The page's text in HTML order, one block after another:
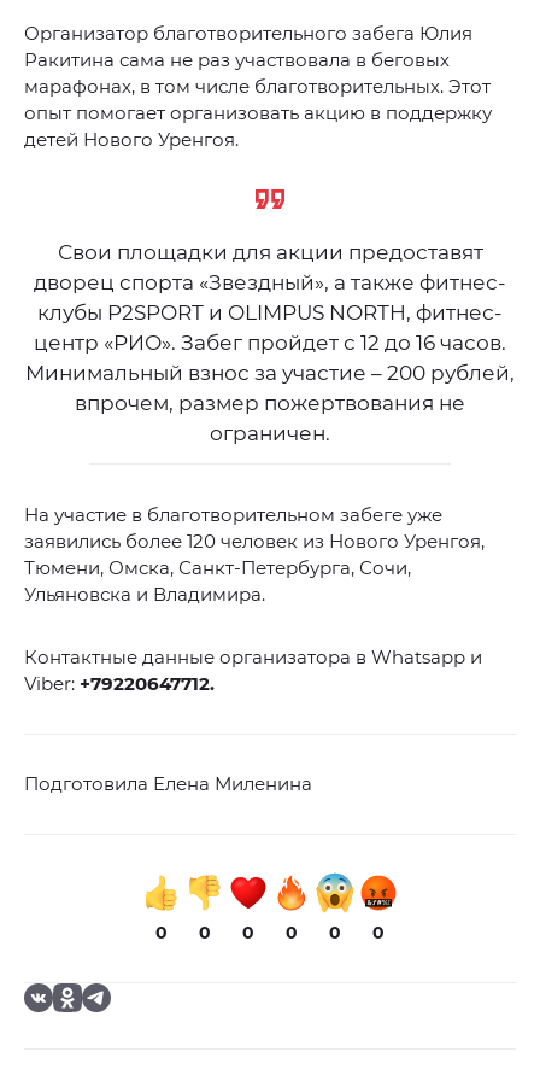
Организатор благотворительного забега Юлия
Ракитина сама не раз участвовала в беговых
марафонах, в том числе благотворительных. Этот
опыт помогает организовать акцию в поддержку
детей Нового Уренгоя.
Свои площадки для акции предоставят
дворец спорта «Звездный», а также фитнес-
клубы P2SPORT и OLIMPUS NORTH, фитнес-
центр «РИО». Забег пройдет с 12 до 16 часов.
Минимальный взнос за участие – 200 рублей,
впрочем, размер пожертвования не
ограничен.
На участие в благотворительном забеге уже
заявились более 120 человек из Нового Уренгоя,
Тюмени, Омска, Санкт-Петербурга, Сочи,
Ульяновска и Владимира.
Контактные данные организатора в Whatsapp и
Viber: +79220647712.
Подготовила Елена Миленина
0 0 0 0 0 0